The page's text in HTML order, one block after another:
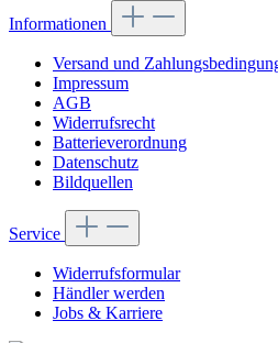
Informationen
Versand und
Impressum
AGB
Widerrufsrecht
Batterieverordnung
Datenschutz
Bildquellen
Service
Widerrufsformular
Händler werden
Jobs & Karriere